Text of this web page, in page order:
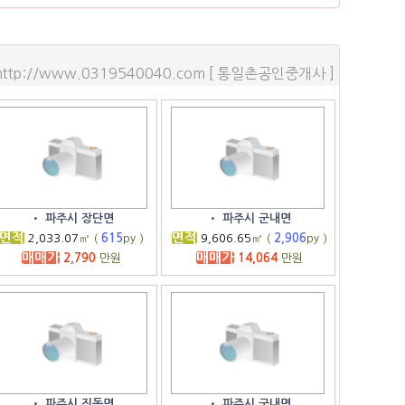
www.0319540040.com [ 통일촌공인중개사 ]
• 파주시 장단면
면적 2,033.07 ㎡ (615py )
매매가 2,790 만원
•파주시 군내면
면적 9,606.65 ㎡ ( 2,906py )
매매가 14,064만원